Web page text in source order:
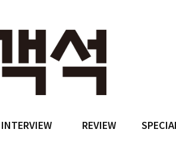
INTERVIEW REVIEW